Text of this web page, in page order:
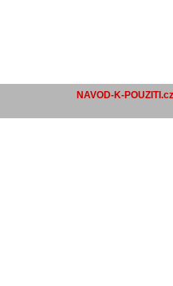
NAVOD-K-POUZITI.cz